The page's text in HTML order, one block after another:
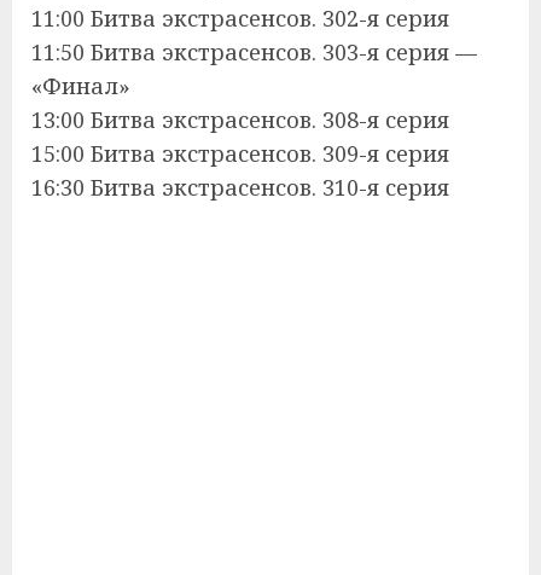
11:00 Битва экстрасенсов. 302-я серия
11:50 Битва экстрасенсов. 303-я серия —
«Финал»
13:00 Битва экстрасенсов. 308-я серия
15:00 Битва экстрасенсов. 309-я серия
16:30 Битва экстрасенсов. 310-я серия